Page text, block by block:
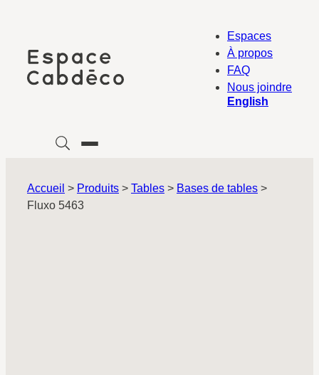
contenu
Espaces
À propos
FAQ
Nous joindre
English
Accueil > Produits > Tables > Bases de tables >
Fluxo 5463